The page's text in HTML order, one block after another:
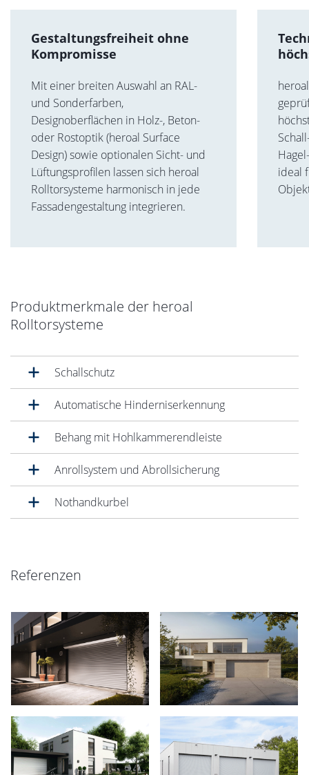
Gestaltungsfreiheit ohne
Kompromisse
Mit einer breiten Auswahl an RAL-
und Sonderfarben,
Designoberflächen in Holz-, Beton-
oder Rostoptik (heroal Surface
Design) sowie optionalen Sicht- und
Lüftungsprofilen lassen sich heroal
Rolltorsysteme harmonisch in jede
Fassadengestaltung integrieren.
ideal
Produktmerkmale der heroal
Rolltorsysteme
Schallschutz
Automatische Hinderniserkennung
Behang mit Hohlkammerendleiste
Anrollsystem und Abrollsicherung
Nothandkurbel
Referenzen